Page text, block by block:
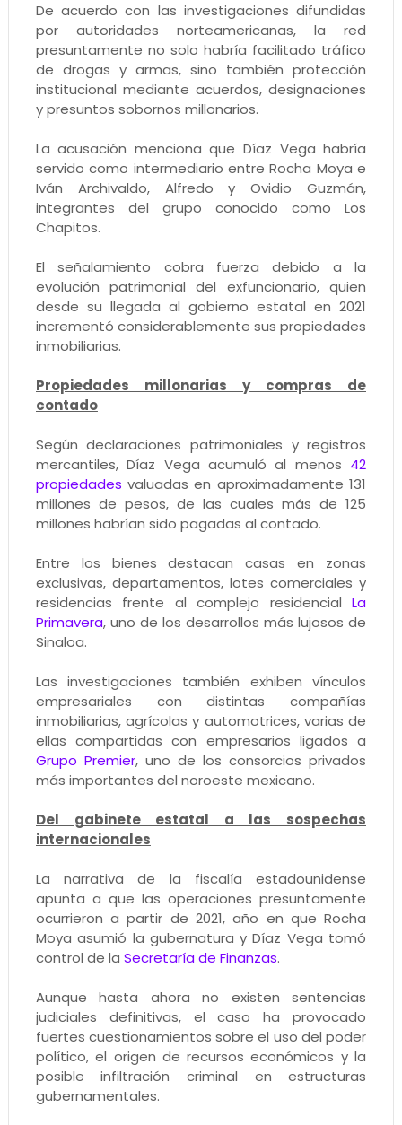
De acuerdo con las investigaciones difundidas
por autoridades norteamericanas, la red
presuntamente no solo habría facilitado tráfico
de drogas y armas, sino también protección
institucional mediante acuerdos, designaciones
y presuntos sobornos millonarios.
La acusación menciona que Díaz Vega habría
servido como intermediario entre Rocha Moya e
Iván Archivaldo, Alfredo y Ovidio Guzmán,
integrantes del grupo conocido como Los
Chapitos.
El señalamiento cobra fuerza debido a la
evolución patrimonial del exfuncionario, quien
desde su llegada al gobierno estatal en 2021
incrementó considerablemente sus propiedades
inmobiliarias.
Propiedades millonarias y compras de
contado
Según declaraciones patrimoniales y registros
mercantiles, Díaz Vega acumuló al menos 42
propiedades valuadas en aproximadamente 131
millones de pesos, de las cuales más de 125
millones habrían sido pagadas al contado.
Entre los bienes destacan casas en zonas
exclusivas, departamentos, lotes comerciales y
residencias frente al complejo residencialLa
Primavera, uno de los desarrollos más lujosos de
Sinaloa.
Las investigaciones también exhiben vínculos
empresariales con distintas compañías
inmobiliarias, agrícolas y automotrices, varias de
ellas compartidas con empresarios ligados a
Grupo Premier, uno de los consorcios privados
más importantes del noroeste mexicano.
Del gabinete estatal a las sospechas
internacionales
La narrativa de la fiscalía estadounidense
apunta a que las operaciones presuntamente
ocurrieron a partir de 2021, año en que Rocha
Moya asumió la gubernatura y Díaz Vega tomó
control de la Secretaría de Finanzas.
Aunque hasta ahora no existen sentencias
judiciales definitivas, el caso ha provocado
fuertes cuestionamientos sobre el uso del poder
político, el origen de recursos económicos y la
posible infiltración criminal en estructuras
gubernamentales.